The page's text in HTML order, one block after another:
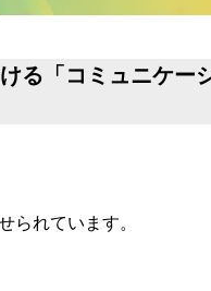
る「コミュニケー
られています。